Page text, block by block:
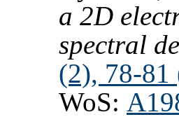
a 2D
spectral
(2), 78-81
WoS: